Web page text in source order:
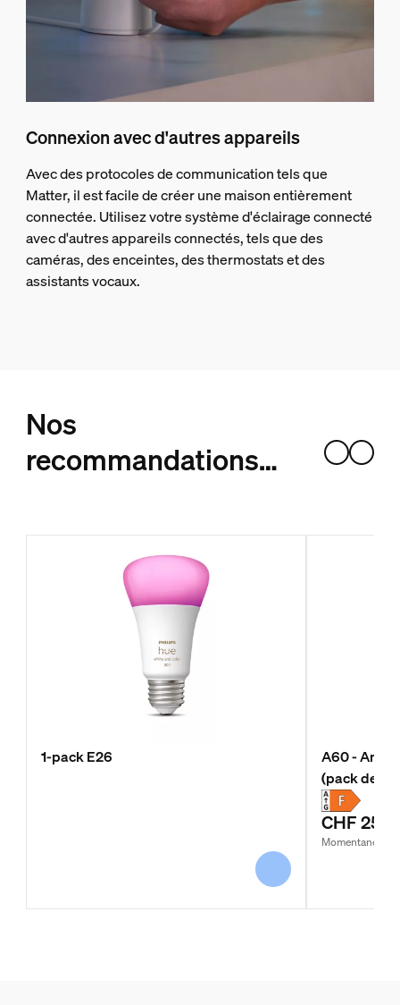
Connexion avec d'autres appareils
Avec des protocoles de communication tels que
Matter, il est facile de créer une maison entièrement
connectée. Utilisez votre système d'éclairage connecté
avec d'autres appareils connectés, tels que des
caméras, des enceintes, des thermostats et des
assistants vocaux.
Nos
recommandations…
1-pack E26
A60 -
(pack de 4)
CHF